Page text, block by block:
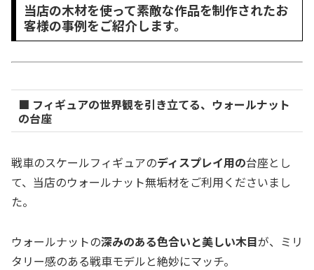
当店の木材を使って素敵な作品を制作されたお
客様の事例をご紹介します。
■ フィギュアの世界観を引き立てる、ウォールナット
の台座
戦車のスケールフィギュアのディスプレイ用の台座とし
て、当店のウォールナット無垢材をご利用くださいまし
た。
ウォールナットの深みのある色合いと美しい木目が、ミリ
タリー感のある戦車モデルと絶妙にマッチ。